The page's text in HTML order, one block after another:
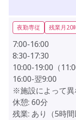
夜勤専従 残業月20
7:00-16:00
8:30-17:30
10:00-19:00（
16:00-翌9:00
※施設によって異
休憩: 60分
残業: あり（5時間